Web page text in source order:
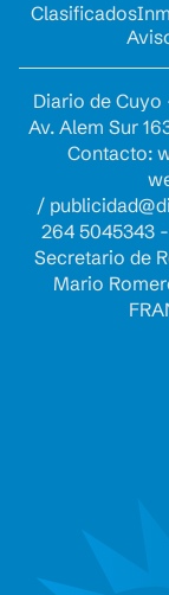
Clasificados
Diario de
Av. Alem Sur
Contacto:
/
264 5045343
Secretario de
Mario